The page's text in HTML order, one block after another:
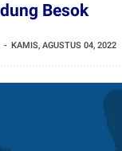
Besok
KAMIS, AGUSTUS 04, 2022